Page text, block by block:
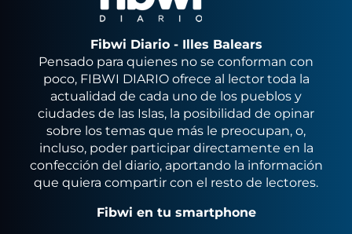
Fibwi Diario - Illes Balears
Pensado para quienes no se conforman con
poco, FIBWI DIARIO ofrece al lector toda la
actualidad de cada uno de los pueblos y
ciudades de las Islas, la posibilidad de opinar
sobre los temas que más le preocupan, o,
incluso, poder participar directamente en la
confección del diario, aportando la información
que quiera compartir con el resto de lectores.
Fibwi en tu smartphone